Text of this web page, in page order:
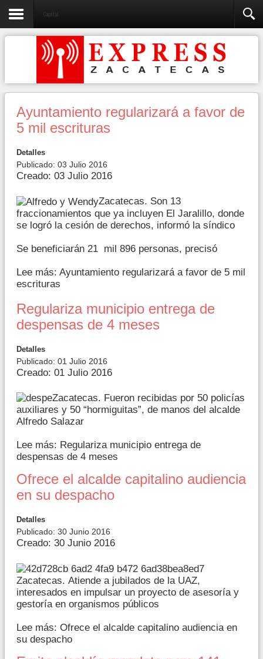
Capital
Ayuntamiento regularizará a favor de
5 mil escrituras
Detalles
Publicado: 03 Julio 2016
Creado: 03 Julio 2016
Zacatecas. Son 13
fraccionamientos que ya incluyen El Jaralillo, donde
se logró la cesión de derechos, informó la síndico
Se beneficiarán 21 mil 896 personas, precisó
Lee más: Ayuntamiento regularizará a favor de 5 mil
escrituras
Regulariza municipio entrega de
despensas de 4 meses
Detalles
Publicado: 01 Julio 2016
Creado: 01 Julio 2016
Zacatecas. Fueron recibidas por 50 policías
auxiliares y 50 “hormiguitas”, de manos del alcalde
Alfredo Salazar
Lee más: Regulariza municipio entrega de
despensas de 4 meses
Ofrece el alcalde capitalino audiencia
en su despacho
Detalles
Publicado: 30 Junio 2016
Creado: 30 Junio 2016
Zacatecas. Atiende a jubilados de la UAZ,
interesados en impulsar un proyecto de asesoría y
gestoría en organismos públicos
Lee más: Ofrece el alcalde capitalino audiencia en
su despacho